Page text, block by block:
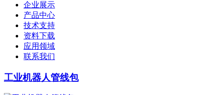
企业展示
产品中心
技术支持
资料下载
应用领域
联系我们
工业机器人管线包